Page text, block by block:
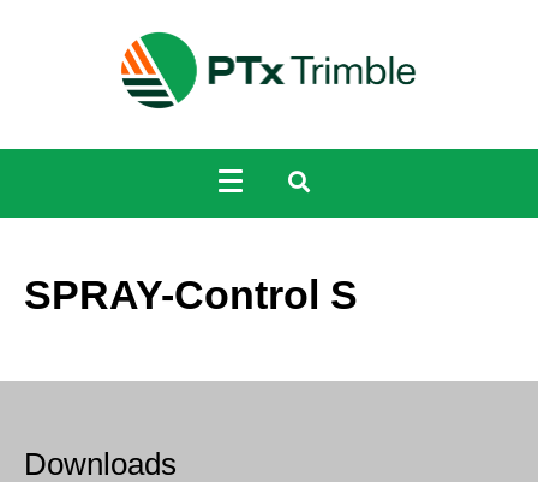
SPRAY-Control S
Downloads